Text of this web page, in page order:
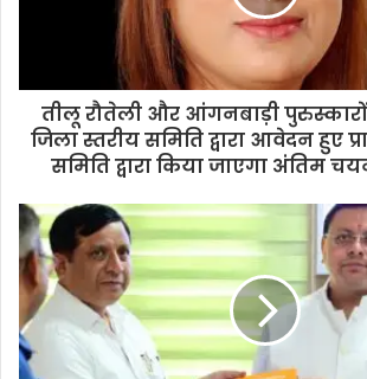
तीलू रौतेली और आंगनबाड़ी
जिला स्तरीय समिति द्वारा आवेदन हुए
समिति द्वारा किया जाएगा अंतिम